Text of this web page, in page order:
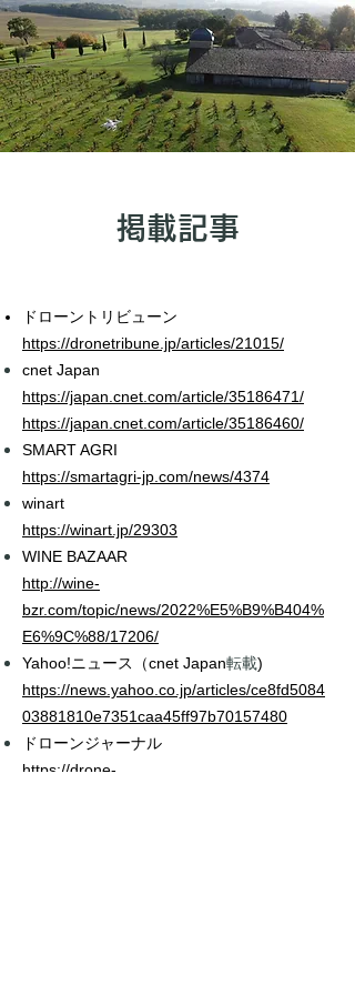
掲載記事
ドローントリビューン
https://dronetribune.jp/articles/21015/
cnet Japan
https://japan.cnet.com/article/35186471/
https://japan.cnet.com/article/35186460/
SMART AGRI
https://smartagri-jp.com/news/4374
winart
https://winart.jp/29303
WINE BAZAAR
http://wine-
bzr.com/topic/news/2022%E5%B9%B404%
E6%9C%88/17206/
Yahoo!ニュース（cnet Japan転載)
https://news.yahoo.co.jp/articles/ce8fd5084
03881810e7351caa45ff97b70157480
ドローンジャーナル
https://drone-